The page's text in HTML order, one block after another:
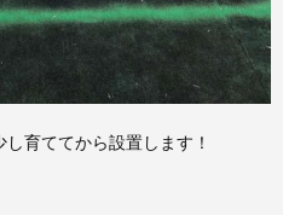
育ててから設置します！